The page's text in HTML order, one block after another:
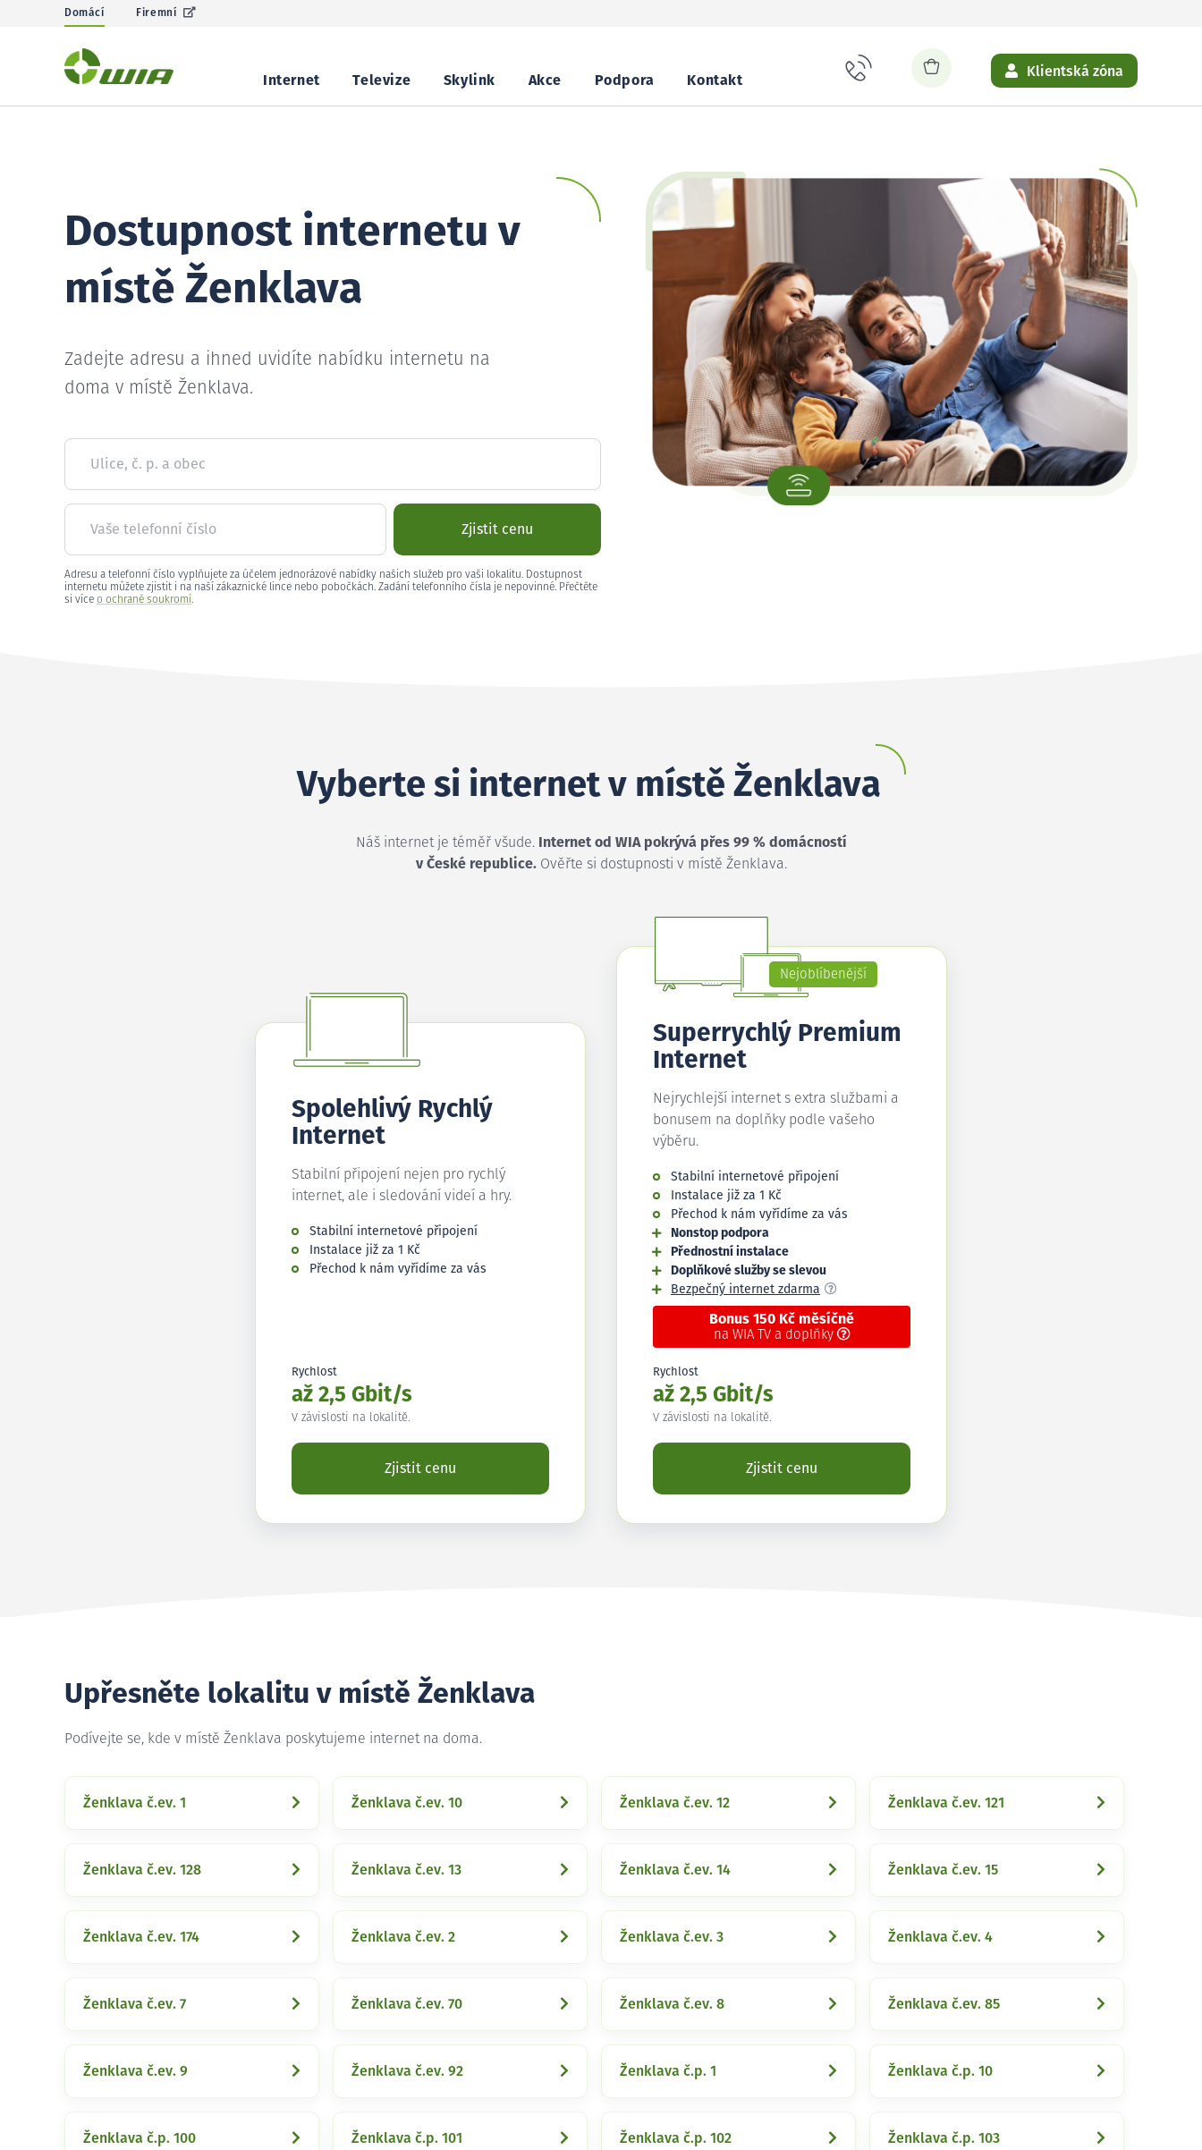
Domácí Firemní
Internet Televize Skylink Akce Podpora Kontakt
Klientská zóna
Dostupnost internetu v
místě Ženklava
Zadejte adresu a ihned uvidíte nabídku internetu na
doma v místě Ženklava.
Ulice, č. p. a obec
Vaše telefonní číslo Zjistit cenu
Adresu a telefonní číslo vyplňujete za účelem jednorázové nabídky našich služeb pro vaši lokalitu. Dostupnost
internetu můžete zjistit i na naší zákaznické lince nebo pobočkách. Zadání telefonního čísla je nepovinné. Přečtěte
si více o ochraně soukromí.
Vyberte si internet v místě Ženklava
Náš internet je téměř všude.
Internet od WIA pokrývá přes 99 % domácností
v České republice.Ověřte si dostupnosti v místě Ženklava.
Spolehlivý Rychlý
Internet
Stabilní připojení nejen pro rychlý
internet, ale i sledování videí a hry.
Stabilní internetové připojení
Instalace již za 1 Kč
Přechod k nám vyřídíme za vás
Rychlost
až 2,5 Gbit/s
V závislosti na lokalitě.
Zjistit cenu
Nejoblíbenější
Superrychlý Premium
Internet
Nejrychlejší internet s extra službami a
bonusem na doplňky podle vašeho
výběru.
Stabilní internetové připojení
Instalace již za 1 Kč
Přechod k nám vyřídíme za vás
Nonstop podpora
Přednostní instalace
Doplňkové služby se slevou
Bezpečný internet zdarma
Bonus 150 Kč měsíčně
na WIA TV a doplňky
Rychlost
až 2,5 Gbit/s
V závislosti na lokalitě.
Zjistit cenu
Upřesněte lokalitu v místě Ženklava
Podívejte se, kde v místě Ženklava poskytujeme internet na doma.
Ženklava č.ev. 1 Ženklava č.ev. 10 Ženklava č.ev. 12 Ženklava č.ev. 121
Ženklava č.ev. 128 Ženklava č.ev. 13 Ženklava č.ev. 14 Ženklava č.ev. 15
Ženklava č.ev. 174 Ženklava č.ev. 2 Ženklava č.ev. 3 Ženklava č.ev. 4
Ženklava č.ev. 7 Ženklava č.ev. 70 Ženklava č.ev. 8 Ženklava č.ev. 85
Ženklava č.ev. 9 Ženklava č.ev. 92 Ženklava č.p. 1 Ženklava č.p. 10
Ženklava č.p. 100 Ženklava č.p. 101 Ženklava č.p. 102 Ženklava č.p. 103